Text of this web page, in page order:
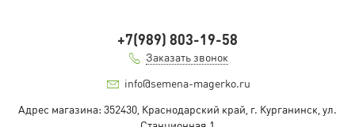
+7(989) 803-19-58
Заказать звонок
info@semena-magerko.ru
Адрес магазина: 352430, Краснодарский край, г. Курганинск, ул.